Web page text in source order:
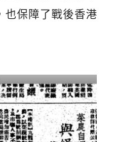
也保障了戰後香港